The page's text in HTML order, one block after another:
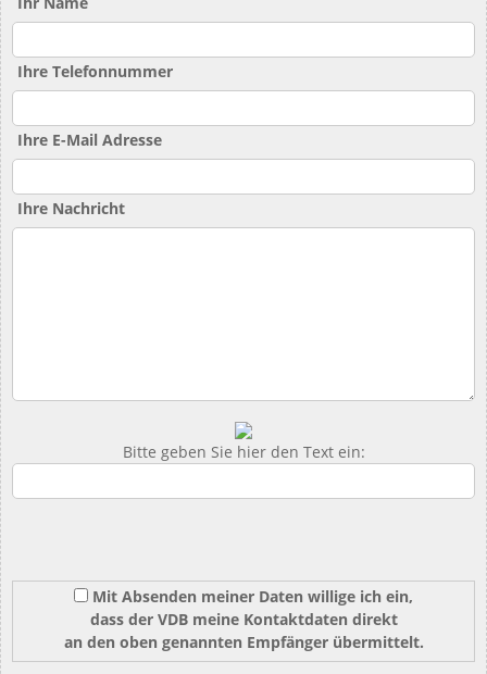
Ihre Telefonnummer
Ihre E-Mail Adresse
Ihre Nachricht
Bitte geben Sie hier den Text ein:
Mit Absenden meiner Daten willige ich ein,
dass der VDB meine Kontaktdaten direkt
an den oben genannten Empfänger übermittelt.